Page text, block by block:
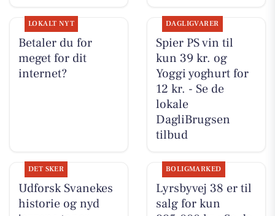
LOKALT NYT
Betaler du for
meget for dit
internet?
DAGLIGVARER
Spier PS vin til
kun 39 kr. og
Yoggi yoghurt for
12 kr. - Se de
lokale
DagliBrugsen
tilbud
DET SKER
Udforsk Svanekes
historie og nyd
BOLIGMARKED
Lyrsbyvej 38 er til
salg for kun